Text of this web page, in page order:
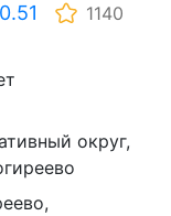
1140
округ,